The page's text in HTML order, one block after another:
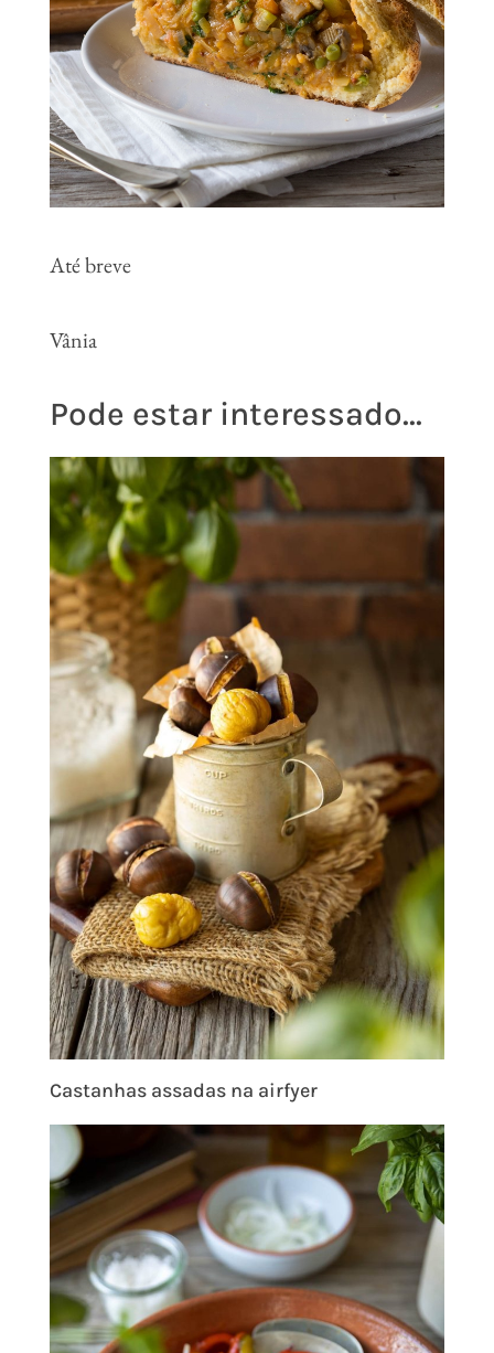
Até breve
Vânia
Pode estar interessado...
Castanhas assadas na airfyer